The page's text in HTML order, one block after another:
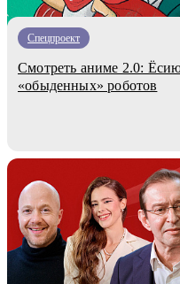
Спецпроект
Смотреть аниме 2.0:
«обыденных» роботов